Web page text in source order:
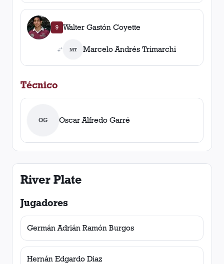
9 Walter Gastón Coyette
MT Marcelo Andrés Trimarchi
Técnico
OG Oscar Alfredo Garré
River Plate
Jugadores
Germán Adrián Ramón Burgos
Hernán Edgardo Diaz